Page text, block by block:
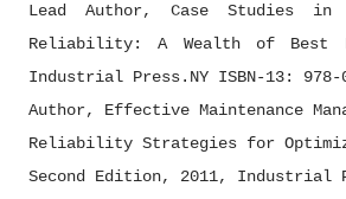
Lead Author, Case Studies in
Reliability: A Wealth of Best
Industrial Press.NY ISBN-13: 978-
Author, Effective Maintenance
Reliability Strategies for
Second Edition, 2011, Industrial